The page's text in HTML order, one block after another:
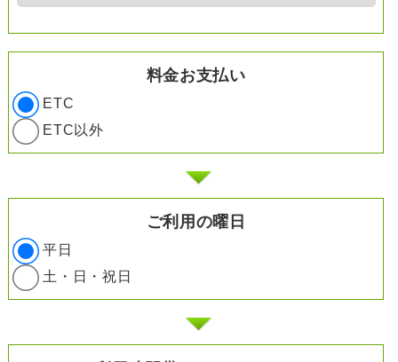
料金お支払い
ETC
ETC以外
ご利用の曜日
平日
土・日・祝日